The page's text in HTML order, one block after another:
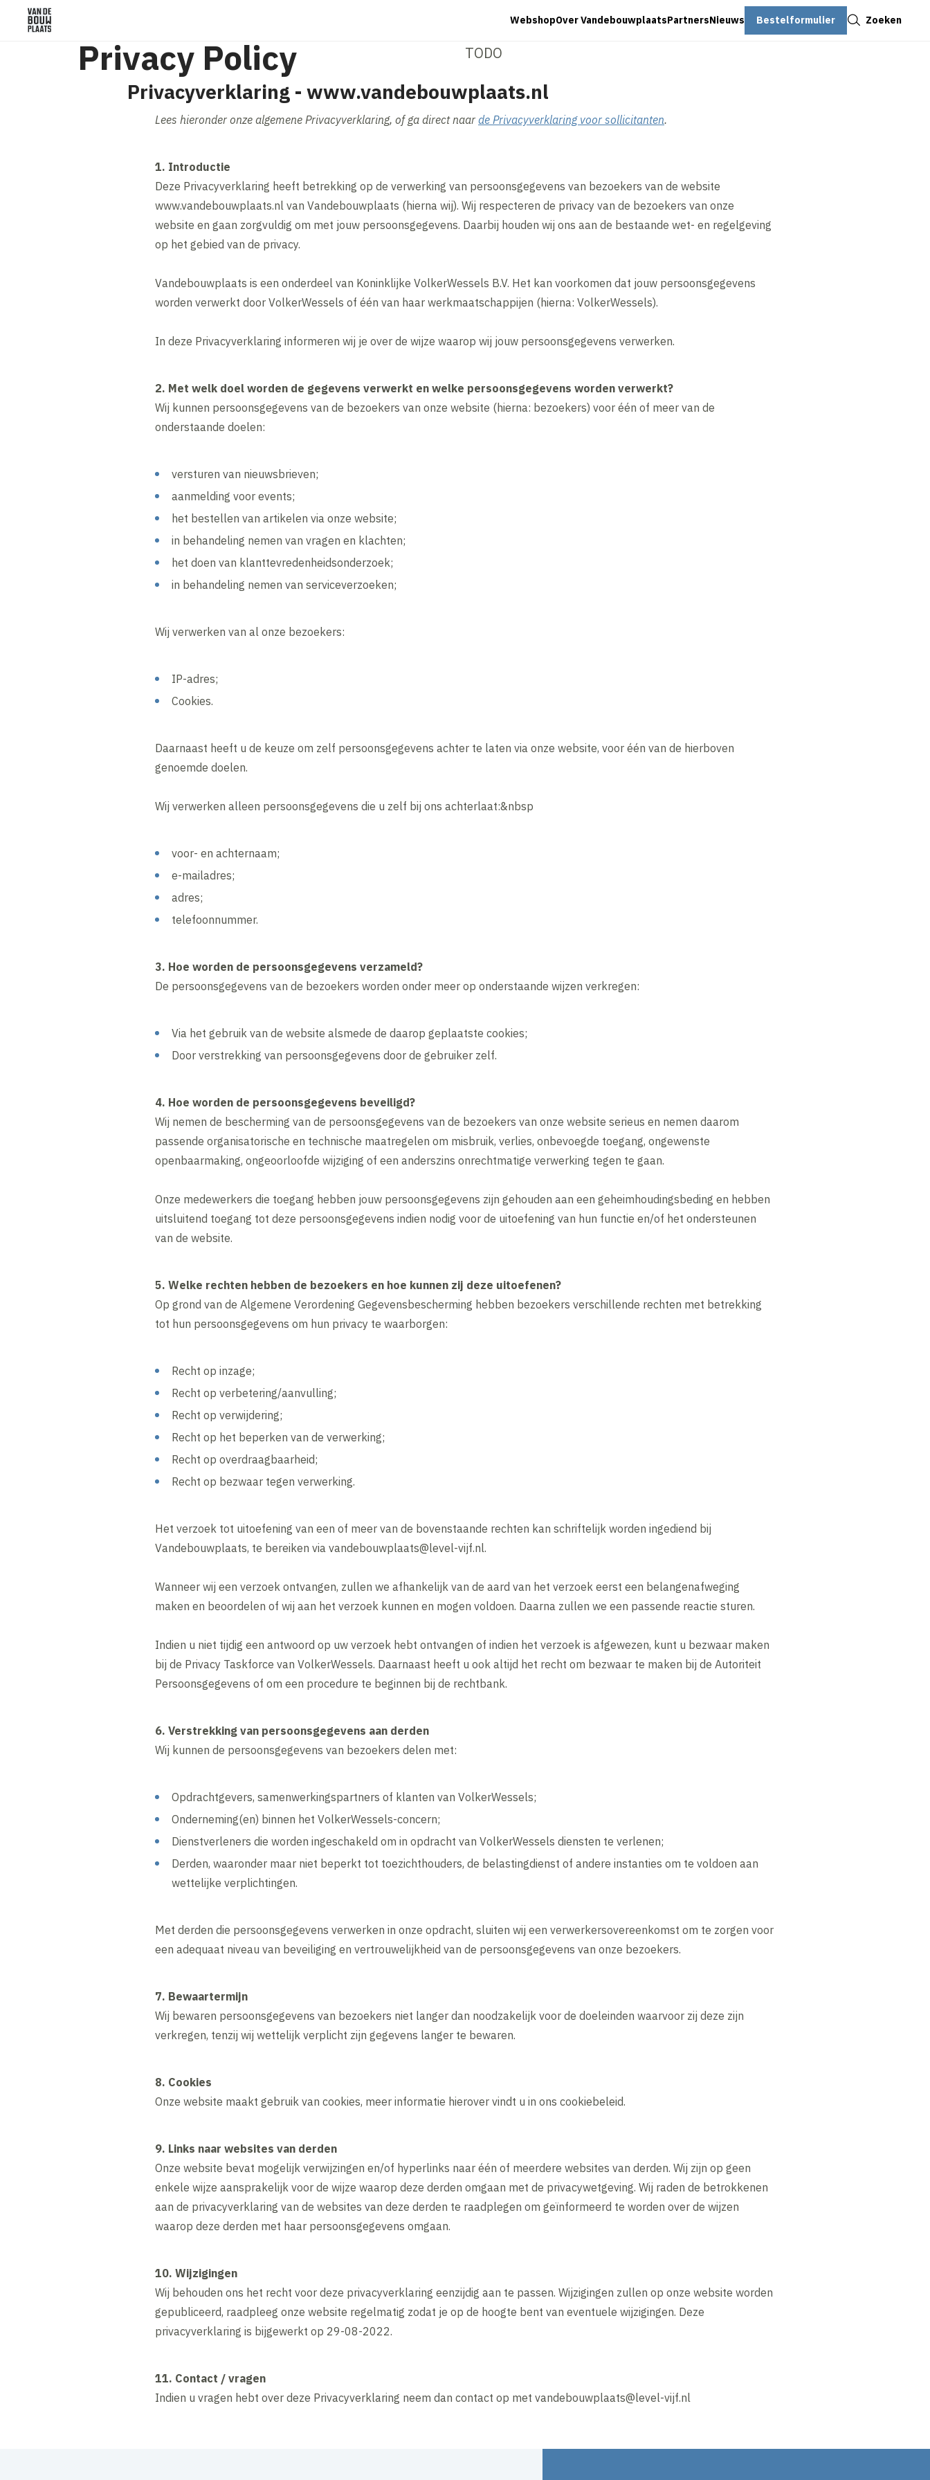
WebshopOver VandebouwplaatsPartnersNieuws Bestelformulier Zoeken
Privacy Policy TODO
Privacyverklaring - www.vandebouwplaats.nl
Lees hieronder onze algemene Privacyverklaring, of ga direct naar de Privacyverklaring voor sollicitanten.
1. Introductie
Deze Privacyverklaring heeft betrekking op de verwerking van persoonsgegevens van bezoekers van de website
www.vandebouwplaats.nl van Vandebouwplaats (hierna wij). Wij respecteren de privacy van de bezoekers van onze
website en gaan zorgvuldig om met jouw persoonsgegevens. Daarbij houden wij ons aan de bestaande wet- en regelgeving
op het gebied van de privacy.
Vandebouwplaats is een onderdeel van Koninklijke VolkerWessels B.V. Het kan voorkomen dat jouw persoonsgegevens
worden verwerkt door VolkerWessels of één van haar werkmaatschappijen (hierna: VolkerWessels).
In deze Privacyverklaring informeren wij je over de wijze waarop wij jouw persoonsgegevens verwerken.
2. Met welk doel worden de gegevens verwerkt en welke persoonsgegevens worden verwerkt?
Wij kunnen persoonsgegevens van de bezoekers van onze website (hierna: bezoekers) voor één of meer van de
onderstaande doelen:
versturen van nieuwsbrieven;
aanmelding voor events;
het bestellen van artikelen via onze website;
in behandeling nemen van vragen en klachten;
het doen van klanttevredenheidsonderzoek;
in behandeling nemen van serviceverzoeken;
Wij verwerken van al onze bezoekers:
IP-adres;
Cookies.
Daarnaast heeft u de keuze om zelf persoonsgegevens achter te laten via onze website, voor één van de hierboven
genoemde doelen.
Wij verwerken alleen persoonsgegevens die u zelf bij ons achterlaat:&nbsp
voor- en achternaam;
e-mailadres;
adres;
telefoonnummer.
3. Hoe worden de persoonsgegevens verzameld?
De persoonsgegevens van de bezoekers worden onder meer op onderstaande wijzen verkregen:
Via het gebruik van de website alsmede de daarop geplaatste cookies;
Door verstrekking van persoonsgegevens door de gebruiker zelf.
4. Hoe worden de persoonsgegevens beveiligd?
Wij nemen de bescherming van de persoonsgegevens van de bezoekers van onze website serieus en nemen daarom
passende organisatorische en technische maatregelen om misbruik, verlies, onbevoegde toegang, ongewenste
openbaarmaking, ongeoorloofde wijziging of een anderszins onrechtmatige verwerking tegen te gaan.
Onze medewerkers die toegang hebben jouw persoonsgegevens zijn gehouden aan een geheimhoudingsbeding en hebben
uitsluitend toegang tot deze persoonsgegevens indien nodig voor de uitoefening van hun functie en/of het ondersteunen
van de website.
5. Welke rechten hebben de bezoekers en hoe kunnen zij deze uitoefenen?
Op grond van de Algemene Verordening Gegevensbescherming hebben bezoekers verschillende rechten met betrekking
tot hun persoonsgegevens om hun privacy te waarborgen:
Recht op inzage;
Recht op verbetering/aanvulling;
Recht op verwijdering;
Recht op het beperken van de verwerking;
Recht op overdraagbaarheid;
Recht op bezwaar tegen verwerking.
Het verzoek tot uitoefening van een of meer van de bovenstaande rechten kan schriftelijk worden ingediend bij
Vandebouwplaats, te bereiken via vandebouwplaats@level-vijf.nl.
Wanneer wij een verzoek ontvangen, zullen we afhankelijk van de aard van het verzoek eerst een belangenafweging
maken en beoordelen of wij aan het verzoek kunnen en mogen voldoen. Daarna zullen we een passende reactie sturen.
Indien u niet tijdig een antwoord op uw verzoek hebt ontvangen of indien het verzoek is afgewezen, kunt u bezwaar maken
bij de Privacy Taskforce van VolkerWessels. Daarnaast heeft u ook altijd het recht om bezwaar te maken bij de Autoriteit
Persoonsgegevens of om een procedure te beginnen bij de rechtbank.
6. Verstrekking van persoonsgegevens aan derden
Wij kunnen de persoonsgegevens van bezoekers delen met:
Opdrachtgevers, samenwerkingspartners of klanten van VolkerWessels;
Onderneming(en) binnen het VolkerWessels-concern;
Dienstverleners die worden ingeschakeld om in opdracht van VolkerWessels diensten te verlenen;
Derden, waaronder maar niet beperkt tot toezichthouders, de belastingdienst of andere instanties om te voldoen aan
wettelijke verplichtingen.
Met derden die persoonsgegevens verwerken in onze opdracht, sluiten wij een verwerkersovereenkomst om te zorgen voor
een adequaat niveau van beveiliging en vertrouwelijkheid van de persoonsgegevens van onze bezoekers.
7. Bewaartermijn
Wij bewaren persoonsgegevens van bezoekers niet langer dan noodzakelijk voor de doeleinden waarvoor zij deze zijn
verkregen, tenzij wij wettelijk verplicht zijn gegevens langer te bewaren.
8. Cookies
Onze website maakt gebruik van cookies, meer informatie hierover vindt u in ons cookiebeleid.
9. Links naar websites van derden
Onze website bevat mogelijk verwijzingen en/of hyperlinks naar één of meerdere websites van derden. Wij zijn op geen
enkele wijze aansprakelijk voor de wijze waarop deze derden omgaan met de privacywetgeving. Wij raden de betrokkenen
aan de privacyverklaring van de websites van deze derden te raadplegen om geïnformeerd te worden over de wijzen
waarop deze derden met haar persoonsgegevens omgaan.
10. Wijzigingen
Wij behouden ons het recht voor deze privacyverklaring eenzijdig aan te passen. Wijzigingen zullen op onze website worden
gepubliceerd, raadpleeg onze website regelmatig zodat je op de hoogte bent van eventuele wijzigingen. Deze
privacyverklaring is bijgewerkt op 29-08-2022.
11. Contact / vragen
Indien u vragen hebt over deze Privacyverklaring neem dan contact op met vandebouwplaats@level-vijf.nl
Sluiten